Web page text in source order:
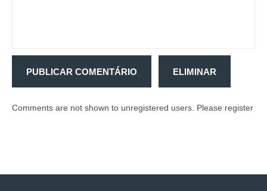
PUBLICAR COMENTÁRIO ELIMINAR
Comments are not shown to unregistered users. Please register